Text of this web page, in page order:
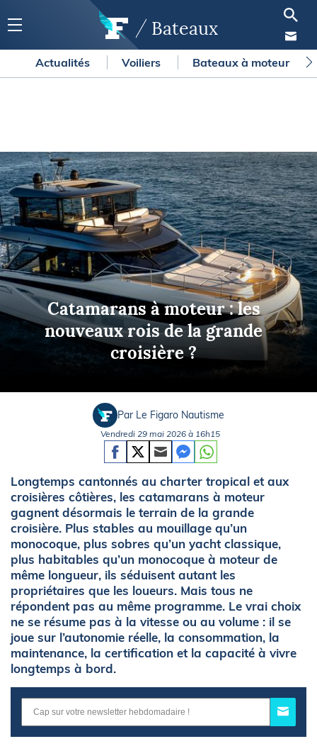
Bateaux
Actualités Voiliers Bateaux à moteur
Catamarans à moteur : les
nouveaux rois de la grande
croisière ?
Par Le Figaro Nautisme
Vendredi 29 mai 2026 à 16h15
Longtemps cantonnés au charter tropical et aux
croisières côtières, les catamarans à moteur
gagnent désormais le terrain de la grande
croisière. Plus stables au mouillage qu’un
monocoque, plus sobres qu’un yacht classique,
plus habitables qu’un monocoque à moteur de
même longueur, ils séduisent autant les
propriétaires que les loueurs. Mais tous ne
répondent pas au même programme. Le vrai choix
ne se résume pas à la vitesse ou au volume : il se
joue sur l’autonomie réelle, la consommation, la
maintenance, la certification et la capacité à vivre
longtemps à bord.